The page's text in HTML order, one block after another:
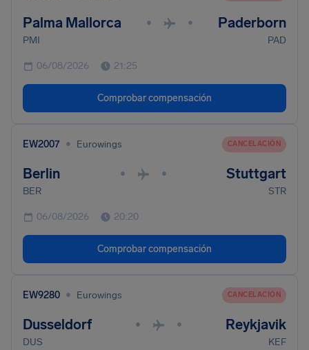
Palma Mallorca • • Paderborn
PMI PAD
06/08/2026 21:25
Comprobar compensación
EW2007 • Eurowings CANCELACIÓN
Berlin • • Stuttgart
BER STR
06/08/2026 20:20
Comprobar compensación
EW9280 • Eurowings CANCELACIÓN
Dusseldorf • • Reykjavik
DUS KEF